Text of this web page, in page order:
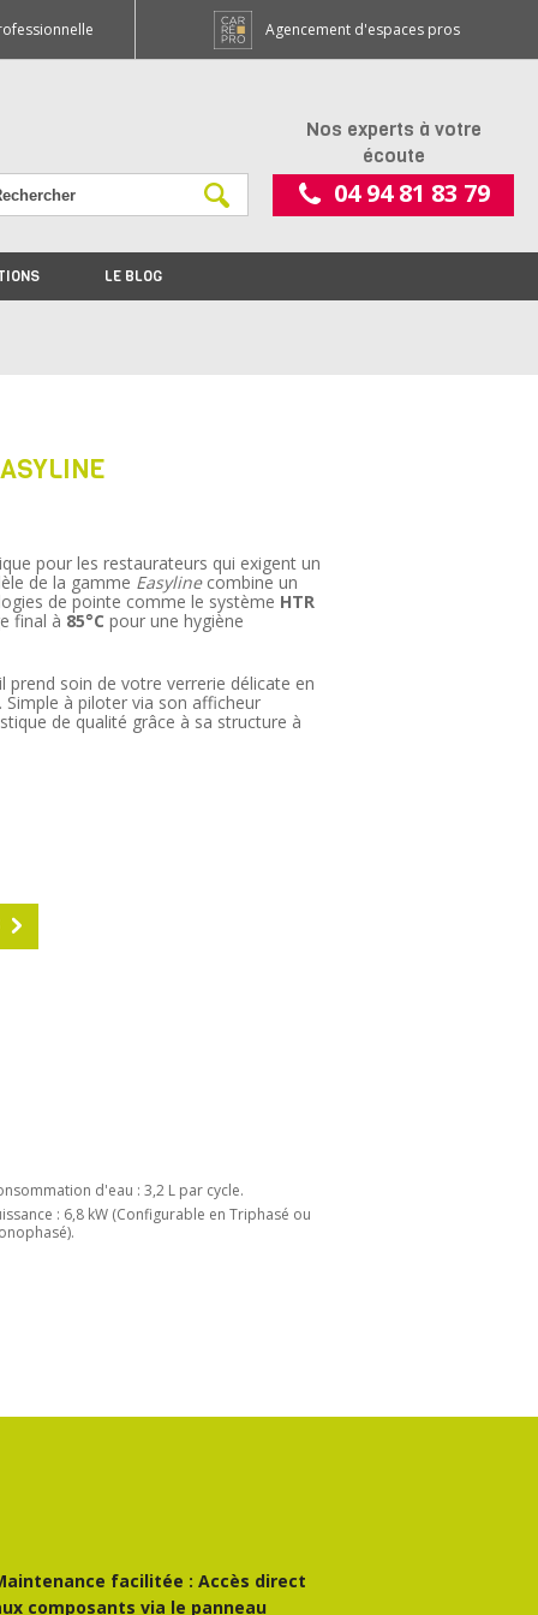
Agencement d'espaces pros
Nos experts à votre
écoute
04 94 81 83 79
LE BLOG
pour les restaurateurs qui exigent un
de la gamme Easylinecombine un
de pointe comme le système HTR
final à 85°C pour une hygiène
prend soin de votre verrerie délicate en
à piloter via son afficheur
de qualité grâce à sa structure à
d'eau : 3,2 L par cycle.
: 6,8 kW (Configurable en Triphasé ou
facilitée : Accès direct
composants via le panneau